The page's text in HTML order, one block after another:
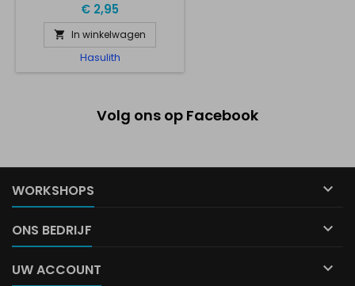
€ 2,95
 In winkelwagen
Hasulith
Volg ons op Facebook
WORKSHOPS 
ONS BEDRIJF 
UW ACCOUNT 